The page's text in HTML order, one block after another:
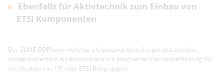
Ebenfalls für Aktivtechnik zum Einbau von
ETSI Komponenten
Der 2LINE ODF kann nicht nur als passiver Verteiler genutzt werden,
sondern ebenfalls als Aktivschrank mit integrierter Patchkabelführung für
den Ausbau von 19“ oder ETSI Baugruppen.